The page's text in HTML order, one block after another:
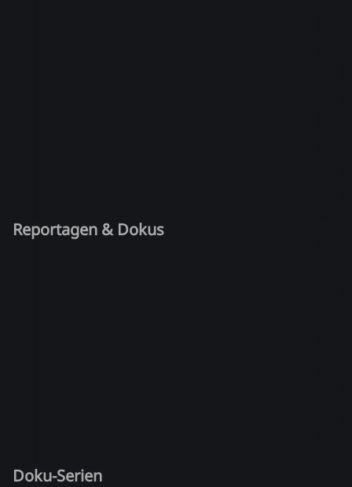
Reportagen & Dokus
Doku-Serien